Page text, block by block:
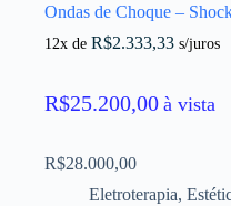
Ondas de Choque –
12x de R$2.333,33 s/juros
R$25.200,00 à vista
R$28.000,00
Eletroterapia,